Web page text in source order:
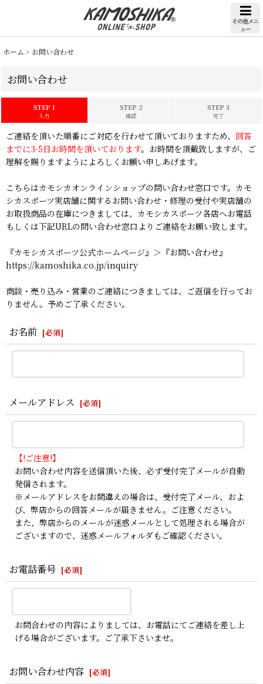
その他メニ
ュー
ホーム > お問い合わせ
お問い合わせ
STEP 1
入力
STEP 2
確認
STEP 3
完了
ご連絡を頂いた順番にご対応を行わせて頂いておりますため、 回答
までに3-5日お時間を頂いております。お時間を頂戴致しますが、ご
理解を賜りますようによろしくお願い申しあげます。
こちらはカモシカオンラインショップの問い合わせ窓口です。カモ
シカスポーツ実店舗に関するお問い合わせ・修理の受付や実店舗の
お取扱商品の在庫につきましては、カモシカスポーツ各店へお電話
もしくは下記URLの問い合わせ窓口よりご連絡をお願い致します。
『カモシカスポーツ公式ホームページ』＞『お問い合わせ』
https://kamoshika.co.jp/inquiry
商談・売り込み・営業のご連絡につきましては、ご返信を行ってお
りません。予めご了承ください。
お名前 [必須]
メールアドレス [必須]
【!ご注意!】
お問い合わせ内容を送信頂いた後、必ず受付完了メールが自動
発信されます。
※メールアドレスをお間違えの場合は、受付完了メール、およ
び、弊店からの回答メールが届きません。ご注意ください。
また、弊店からのメールが迷惑メールとして処理される場合が
ございますので、迷惑メールフォルダもご確認ください。
お電話番号 [必須]
お問合わせの内容によりましては、お電話にてご連絡を差し上
げる場合がございます。ご了承下さいませ。
お問い合わせ内容 [必須]